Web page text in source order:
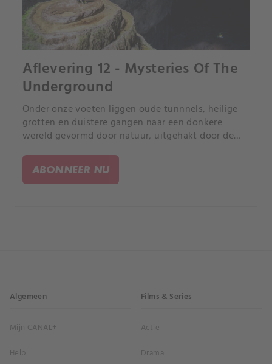
Aflevering 12 - Mysteries Of The
Underground
Onder onze voeten liggen oude tunnnels, heilige
grotten en duistere gangen naar een donkere
wereld gevormd door natuur, uitgehakt door de
ondergrondse rijken resten van het verleden of
bewaren ze geheimen?.
ABONNEER NU
Algemeen
Mijn CANAL+
Help
Films & Series
Actie
Drama